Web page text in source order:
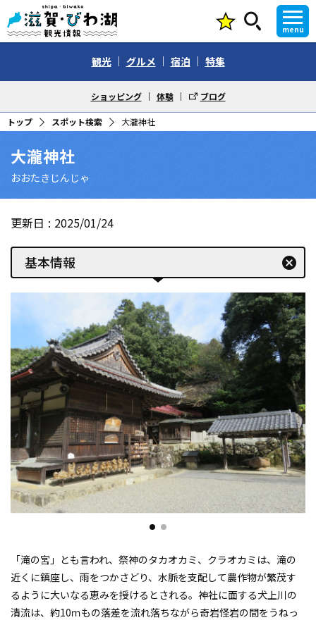
menu
観光 グルメ 宿泊 特集
ショッピング 体験 ブログ
トップ スポット検索 大瀧神社
大瀧神社
おおたきじんじゃ
更新日 2025/01/24
基本情報 cancel
「滝の宮」とも言われ、祭神のタカオカミ、クラオカミは、滝の
近くに鎮座し、雨をつかさどり、水脈を支配して農作物が繁茂す
るように大いなる恵みを授けるとされる。神社に面する犬上川の
清流は、約10ｍもの落差を流れ落ちながら奇岩怪岩の間をうねっ